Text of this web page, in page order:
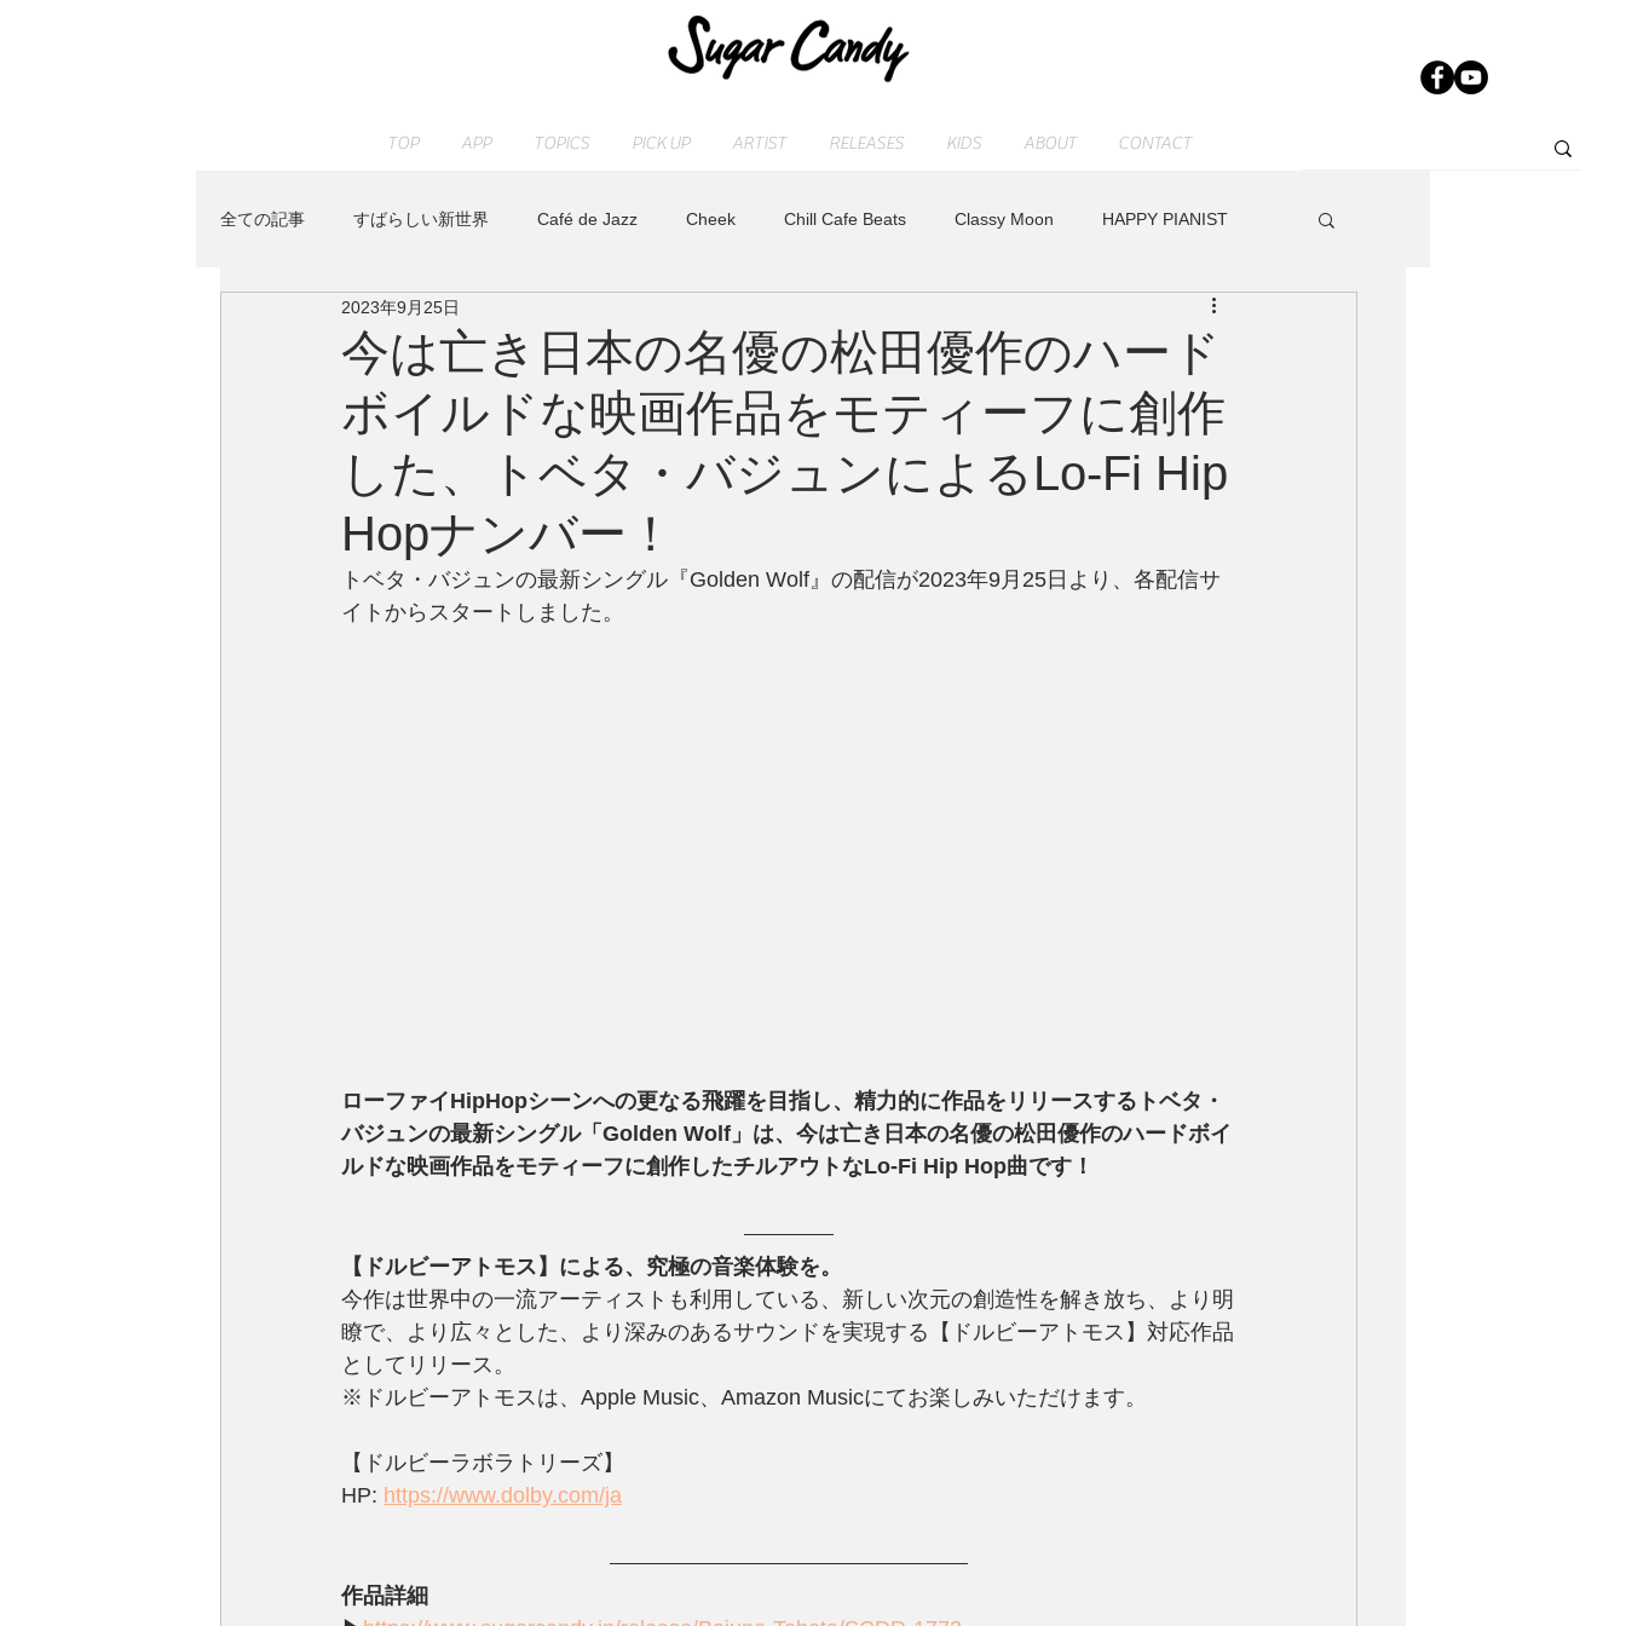
TOP APP TOPICS PICK UP ARTIST RELEASES KIDS ABOUT CONTACT
全ての記事 すばらしい新世界 Café de Jazz Cheek Chill Cafe Beats Classy Moon HAPPY PIANIST
JAZZ PARADISE KENTA HAYASHI Other
Peaceful Piano RELAX WORLD Release SLEEP PIANO STAFF blog sugarcandy Track Maker R
今は亡き日本の名優の松田優作のハード
ボイルドな映画作品をモティーフに創作
した、トベタ・バジュンによるLo-Fi Hip
Hopナンバー！
2023年9月25日
トベタ・バジュンの最新シングル『Golden Wolf』の配信が2023年9月25日より、各配信サ
イトからスタートしました。
ローファイHipHopシーンへの更なる飛躍を目指し、精力的に作品をリリースするトベタ・
バジュンの最新シングル「Golden Wolf」は、今は亡き日本の名優の松田優作のハードボイ
ルドな映画作品をモティーフに創作したチルアウトなLo-Fi Hip Hop曲です！
【ドルビーアトモス】による、究極の音楽体験を。
今作は世界中の一流アーティストも利用している、新しい次元の創造性を解き放ち、より明
瞭で、より広々とした、より深みのあるサウンドを実現する【ドルビーアトモス】対応作品
としてリリース。
※ドルビーアトモスは、Apple Music、Amazon Musicにてお楽しみいただけます。
【ドルビーラボラトリーズ】
HP: https://www.dolby.com/ja
作品詳細